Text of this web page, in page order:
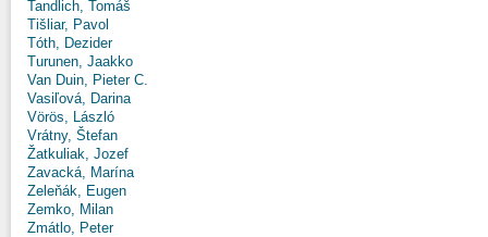
Tandlich, Tomáš
Tišliar, Pavol
Tóth, Dezider
Turunen, Jaakko
Van Duin, Pieter C.
Vasiľová, Darina
Vörös, László
Vrátny, Štefan
Žatkuliak, Jozef
Zavacká, Marína
Zeleňák, Eugen
Zemko, Milan
Zmátlo, Peter